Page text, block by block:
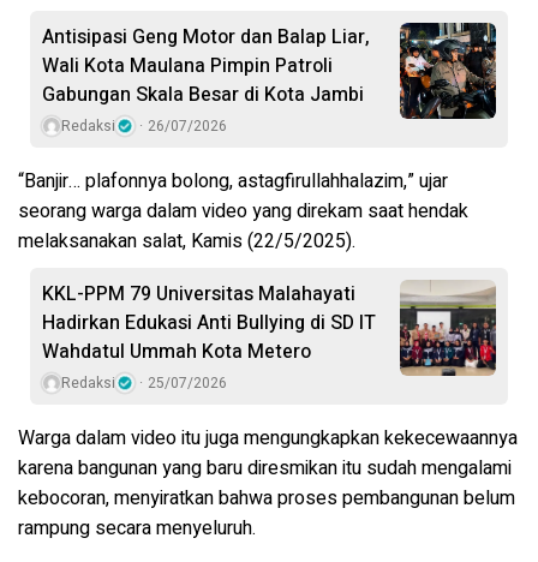
Antisipasi Geng Motor dan Balap Liar,
Wali Kota Maulana Pimpin Patroli
Gabungan Skala Besar di Kota Jambi
Redaksi 26/07/2026
“Banjir… plafonnya bolong, astagfirullahhalazim,” ujar
seorang warga dalam video yang direkam saat hendak
melaksanakan salat, Kamis (22/5/2025).
KKL-PPM 79 Universitas Malahayati
Hadirkan Edukasi Anti Bullying di SD IT
Wahdatul Ummah Kota Metero
Redaksi 25/07/2026
Warga dalam video itu juga mengungkapkan kekecewaannya
karena bangunan yang baru diresmikan itu sudah mengalami
kebocoran, menyiratkan bahwa proses pembangunan belum
rampung secara menyeluruh.